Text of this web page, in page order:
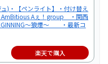
)・【ペンライト】・付け替え
Aぇ！group ・関西
～狼煙～ ・最新コ
楽天で購入